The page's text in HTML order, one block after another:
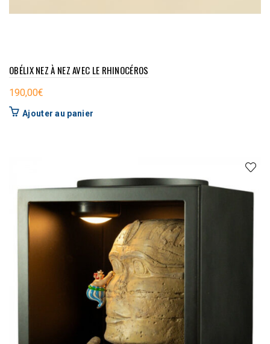
OBÉLIX NEZ À NEZ AVEC LE RHINOCÉROS
190,00€
Ajouter au panier